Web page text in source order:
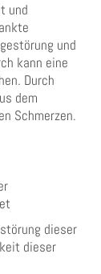
und
und
kann eine
Durch
dem
Schmerzen.
dieser
dieser